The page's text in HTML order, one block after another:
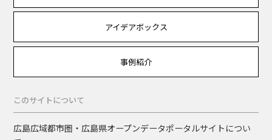
アイデアボックス
事例紹介
このサイトについて
広島広域都市圏・広島県オープンデータポータルサイトについ